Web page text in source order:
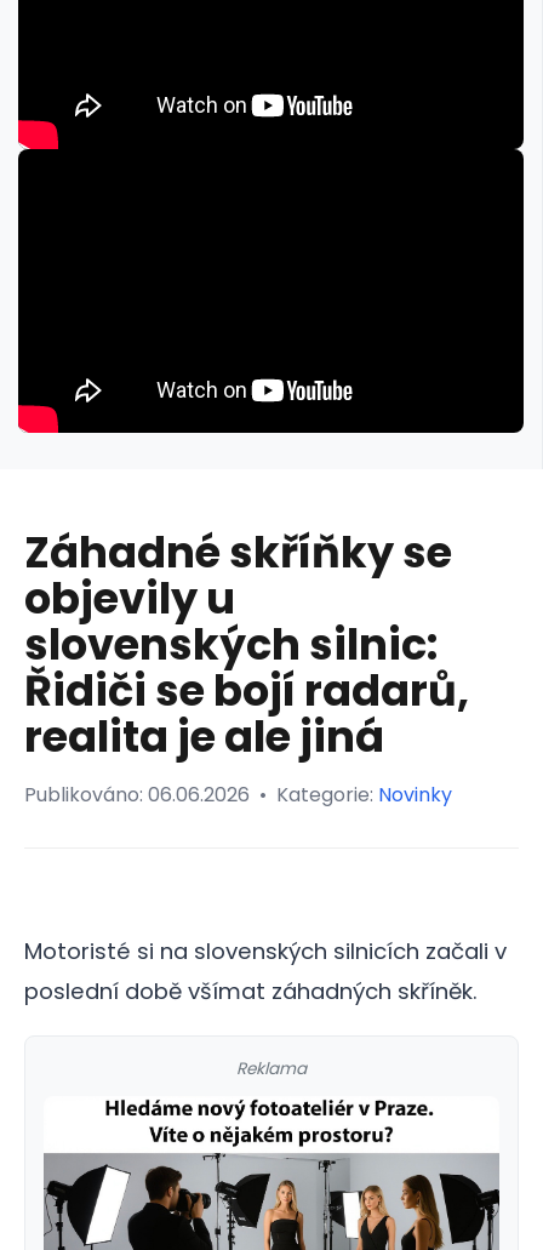
Záhadné skříňky se
objevily u
slovenských silnic:
Řidiči se bojí radarů,
realita je ale jiná
Publikováno: 06.06.2026 • Kategorie: Novinky
Motoristé si na slovenských silnicích začali v
poslední době všímat záhadných skříněk.
Reklama